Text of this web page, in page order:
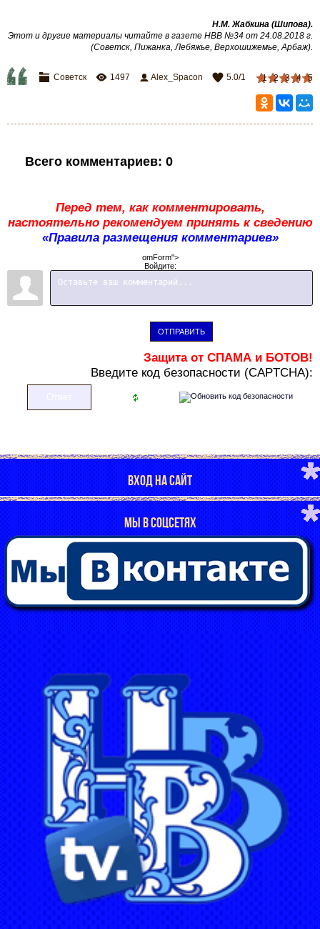
Н.М. Жабкина (Шипова).
Этот и другие материалы читайте в газете НВВ №34 от 24.08.2018 г.
(Советск, Пижанка, Лебяжье, Верхошижемье, Арбаж).
1 2 3 4 5
Советск 1497 Alex_Spacon 5.0/1
Всего комментариев: 0
Перед тем, как комментировать,
настоятельно рекомендуем принять к сведению
«Правила размещения комментариев»
omForm">
Войдите:
ОТПРАВИТЬ
Защита от СПАМА и БОТОВ!
Введите код безопасности (CAPTCHA):
ВХОД НА САЙТ
МЫ В СОЦСЕТЯХ